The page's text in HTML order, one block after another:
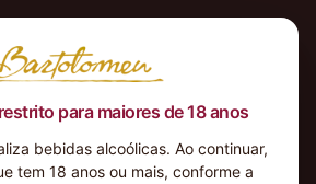
para maiores de 18 anos
bebidas alcoólicas. Ao continuar,
tem 18 anos ou mais, conforme a
20101140×402